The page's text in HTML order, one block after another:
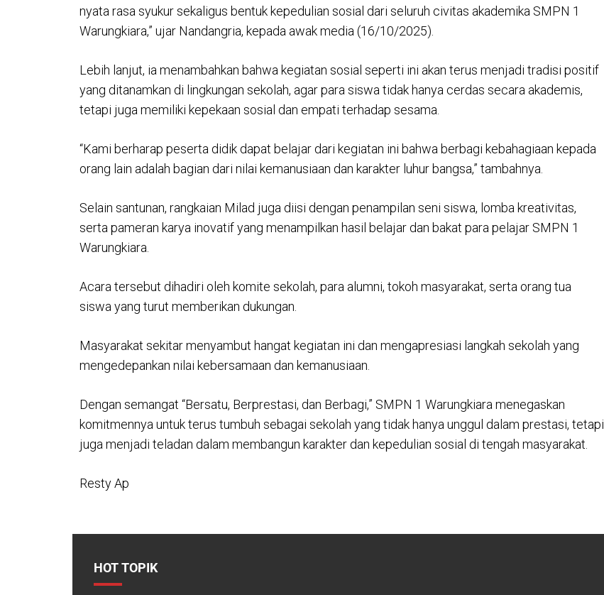
nyata rasa syukur sekaligus bentuk kepedulian sosial dari seluruh civitas akademika SMPN 1
Warungkiara,” ujar Nandangria, kepada awak media (16/10/2025).
Lebih lanjut, ia menambahkan bahwa kegiatan sosial seperti ini akan terus menjadi tradisi positif
yang ditanamkan di lingkungan sekolah, agar para siswa tidak hanya cerdas secara akademis,
tetapi juga memiliki kepekaan sosial dan empati terhadap sesama.
“Kami berharap peserta didik dapat belajar dari kegiatan ini bahwa berbagi kebahagiaan kepada
orang lain adalah bagian dari nilai kemanusiaan dan karakter luhur bangsa,” tambahnya.
Selain santunan, rangkaian Milad juga diisi dengan penampilan seni siswa, lomba kreativitas,
serta pameran karya inovatif yang menampilkan hasil belajar dan bakat para pelajar SMPN 1
Warungkiara.
Acara tersebut dihadiri oleh komite sekolah, para alumni, tokoh masyarakat, serta orang tua
siswa yang turut memberikan dukungan.
Masyarakat sekitar menyambut hangat kegiatan ini dan mengapresiasi langkah sekolah yang
mengedepankan nilai kebersamaan dan kemanusiaan.
Dengan semangat “Bersatu, Berprestasi, dan Berbagi,” SMPN 1 Warungkiara menegaskan
komitmennya untuk terus tumbuh sebagai sekolah yang tidak hanya unggul dalam prestasi, tetapi
juga menjadi teladan dalam membangun karakter dan kepedulian sosial di tengah masyarakat.
Resty Ap
HOT TOPIK